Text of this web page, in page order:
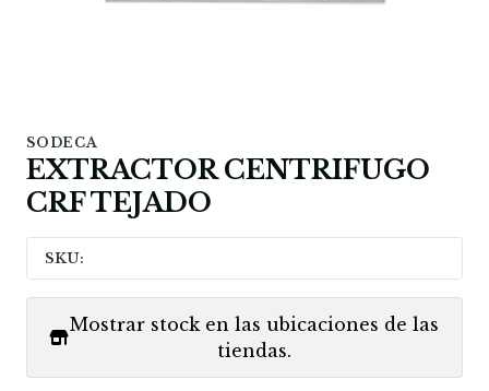
SODECA
EXTRACTOR CENTRIFUGO
CRF TEJADO
SKU:
Mostrar stock en las ubicaciones de las
tiendas.